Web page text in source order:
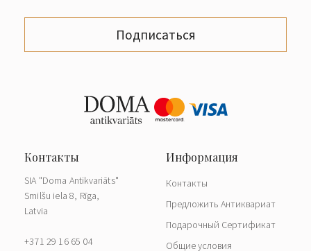
Подписаться
SIA "Doma Antikvariāts"
Smilšu iela 8, Rīga,
Latvia
+371 29 16 65 04
Контакты
Предложить Антиквариат
Подарочный Сертификат
Общие условия